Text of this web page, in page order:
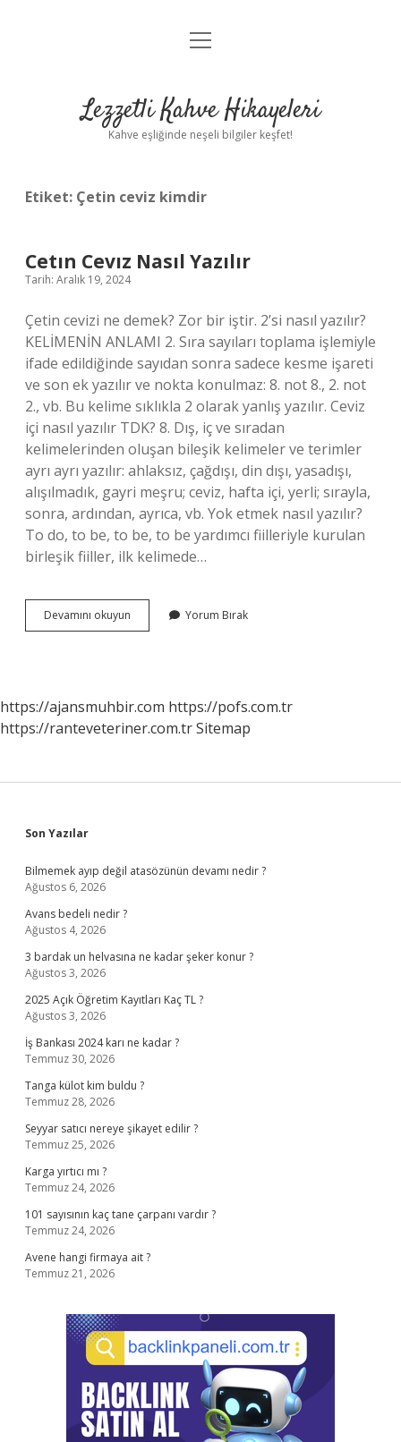
Anasayfa
Yasal Uyarı
menüyü
Lezzetli Kahve Hikayeleri
Kahve eşliğinde neşeli bilgiler keşfet!
Etiket: Çetin ceviz kimdir
Cetın Cevız Nasıl Yazılır
Tarih: Aralık 19, 2024
Çetin cevizi ne demek? Zor bir iştir. 2’si nasıl yazılır?
KELİMENİN ANLAMI 2. Sıra sayıları toplama işlemiyle
ifade edildiğinde sayıdan sonra sadece kesme işareti
ve son ek yazılır ve nokta konulmaz: 8. not 8., 2. not
2., vb. Bu kelime sıklıkla 2 olarak yanlış yazılır. Ceviz
içi nasıl yazılır TDK? 8. Dış, iç ve sıradan
kelimelerinden oluşan bileşik kelimeler ve terimler
ayrı ayrı yazılır: ahlaksız, çağdışı, din dışı, yasadışı,
alışılmadık, gayri meşru; ceviz, hafta içi, yerli; sırayla,
sonra, ardından, ayrıca, vb. Yok etmek nasıl yazılır?
To do, to be, to be, to be yardımcı fiilleriyle kurulan
birleşik fiiller, ilk kelimede…
Devamını okuyun
Cevız
Yorum Bırak
https://ajansmuhbir.com https://pofs.com.tr
https://ranteveteriner.com.trSitemap
Sidebar
Son Yazılar
Bilmemek ayıp değil atasözünün devamı nedir ?
Ağustos 6, 2026
Avans bedeli nedir ?
Ağustos 4, 2026
3 bardak un helvasına ne kadar şeker konur ?
Ağustos 3, 2026
2025 Açık Öğretim Kayıtları Kaç TL ?
Ağustos 3, 2026
İş Bankası 2024 karı ne kadar ?
Temmuz 30, 2026
Tanga külot kim buldu ?
Temmuz 28, 2026
Seyyar satıcı nereye şikayet edilir ?
Temmuz 25, 2026
Karga yırtıcı mı ?
Temmuz 24, 2026
101 sayısının kaç tane çarpanı vardır ?
Temmuz 24, 2026
Avene hangi firmaya ait ?
Temmuz 21, 2026